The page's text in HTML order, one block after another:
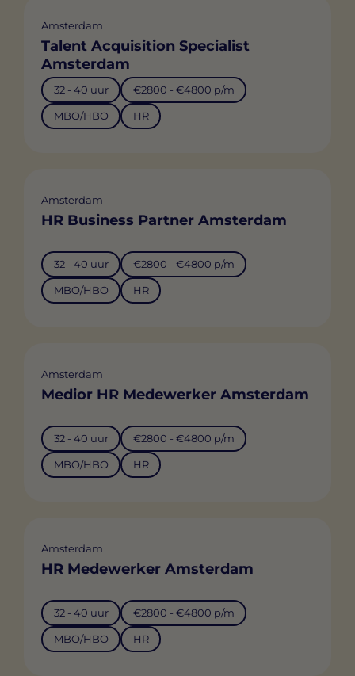
Amsterdam
Talent Acquisition Specialist
Amsterdam
32 - 40 uur €2800 - €4800 p/m
MBO/HBO HR
Amsterdam
HR Business Partner Amsterdam
32 - 40 uur €2800 - €4800 p/m
MBO/HBO HR
Amsterdam
Medior HR Medewerker Amsterdam
32 - 40 uur €2800 - €4800 p/m
MBO/HBO HR
Amsterdam
HR Medewerker Amsterdam
32 - 40 uur €2800 - €4800 p/m
MBO/HBO HR